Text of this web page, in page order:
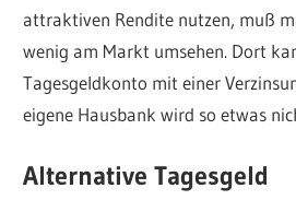
attraktiven Rendite nutzen, muß
wenig am Markt umsehen. Dort
Tagesgeldkonto mit einer
eigene Hausbank wird so etwas
Alternative Tagesgeld